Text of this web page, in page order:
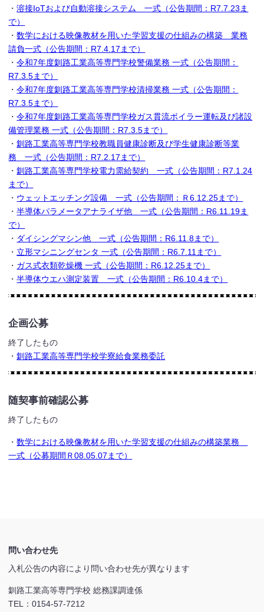
・溶接IoTおよび自動溶接システム 一式（公告期間：R7.7.23ま
で）
・数学における映像教材を用いた学習支援の仕組みの構築 業務
請負一式（公告期間：R7.4.17まで）
・令和7年度釧路工業高等専門学校警備業務 一式（公告期間：
R7.3.5まで）
・令和7年度釧路工業高等専門学校清掃業務 一式（公告期間：
R7.3.5まで）
・令和7年度釧路工業高等専門学校ガス貫流ボイラー運転及び諸設
備管理業務 一式（公告期間：R7.3.5まで）
・釧路工業高等専門学校教職員健康診断及び学生健康診断等業
務 一式（公告期間：R7.2.17まで）
・釧路工業高等専門学校電力需給契約 一式（公告期間：R7.1.24
まで）
・ ウェットエッチング設備 一式（公告期間：Ｒ6.12.25まで）
・半導体パラメータアナライザ他 一式（公告期間：R6.11.19ま
で）
・ ダイシングマシン他 一式（公告期間：R6.11.8まで）
・ 立形マシニングセンタ 一式（公告期間：R6.7.11まで）
・ ガス式衣類乾燥機 一式（公告期間：R6.12.25まで）
・半導体ウエハ測定装置 一式（公告期間：R6.10.4まで）
企画公募
終了したもの
・釧路工業高等専門学校学寮給食業務委託
随契事前確認公募
終了したもの
・数学における映像教材を用いた学習支援の仕組みの構築業務
一式（公募期間Ｒ08.05.07まで）
問い合わせ先
入札公告の内容により問い合わせ先が異なります
釧路工業高等専門学校 総務課調達係
TEL：0154-57-7212